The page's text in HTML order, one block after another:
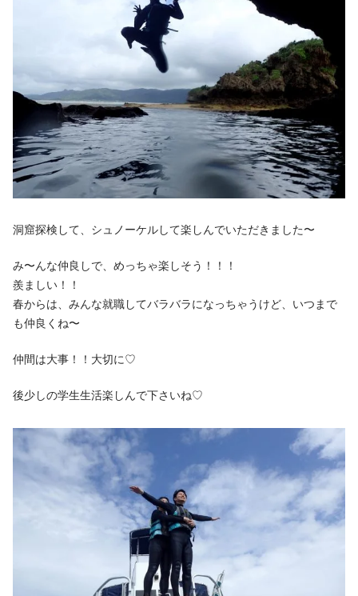
洞窟探検して、シュノーケルして楽しんでいただきました〜
み〜んな仲良しで、めっちゃ楽しそう！！！
羨ましい！！
春からは、みんな就職してバラバラになっちゃうけど、いつまで
も仲良くね〜
仲間は大事！！大切に♡
後少しの学生生活楽しんで下さいね♡